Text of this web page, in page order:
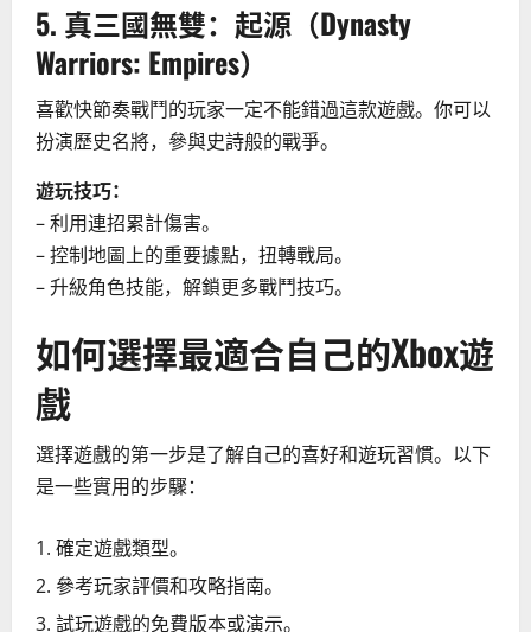
5. 真三國無雙：起源（Dynasty
Warriors: Empires）
喜歡快節奏戰鬥的玩家一定不能錯過這款遊戲。你可以
扮演歷史名將，參與史詩般的戰爭。
遊玩技巧：
– 利用連招累計傷害。
– 控制地圖上的重要據點，扭轉戰局。
– 升級角色技能，解鎖更多戰鬥技巧。
如何選擇最適合自己的Xbox遊
戲
選擇遊戲的第一步是了解自己的喜好和遊玩習慣。以下
是一些實用的步驟：
確定遊戲類型。
參考玩家評價和攻略指南。
試玩遊戲的免費版本或演示。